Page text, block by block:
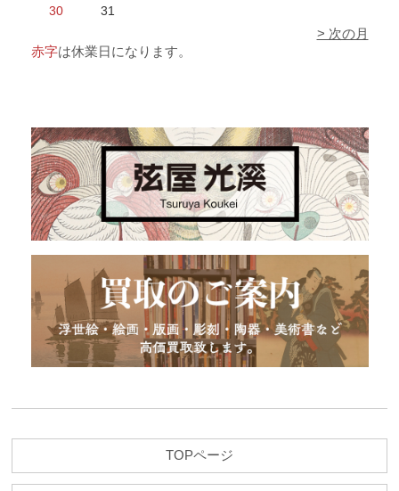
30
31
> 次の月
赤字は休業日になります。
TOPページ